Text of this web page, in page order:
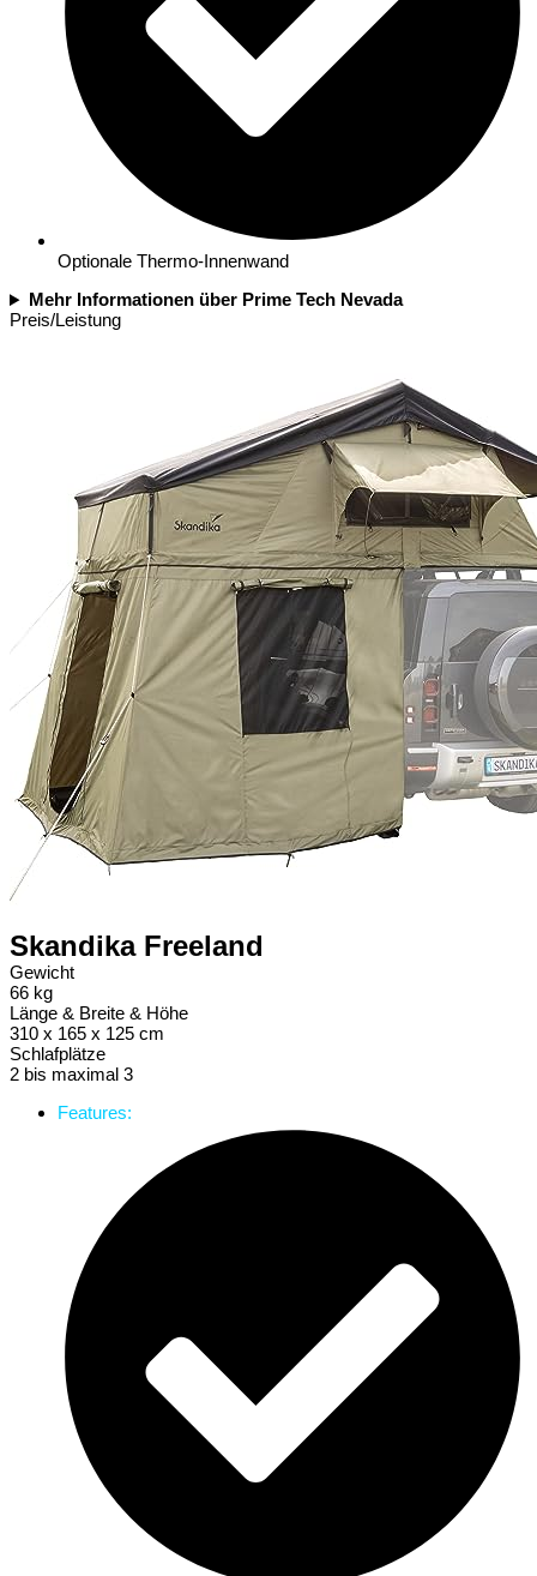
Optionale Thermo-Innenwand
Mehr Informationen über Prime Tech Nevada
Preis/Leistung
Skandika Freeland
Gewicht
66 kg
Länge & Breite & Höhe
‎310 x 165 x 125 cm
Schlafplätze
2 bis maximal 3
Features: